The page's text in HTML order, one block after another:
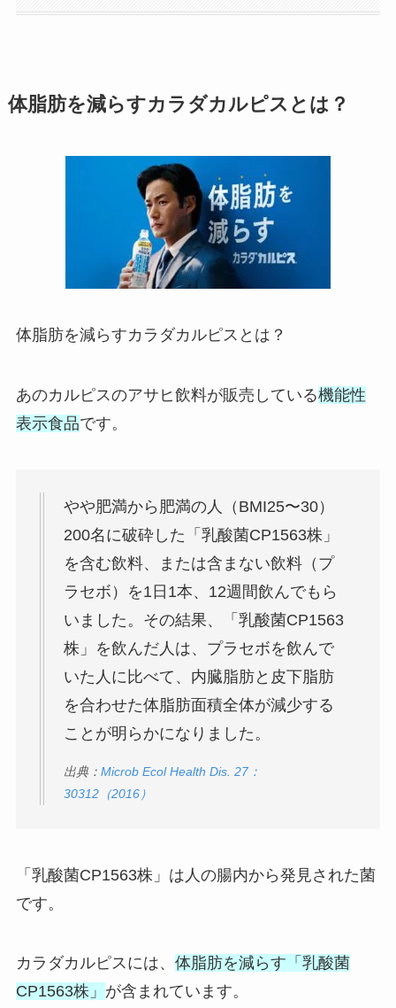
体脂肪を減らすカラダカルピスとは？
体脂肪を減らすカラダカルピスとは？
あのカルピスのアサヒ飲料が販売している機能性
表示食品です。
やや肥満から肥満の人（BMI25〜30）
200名に破砕した「乳酸菌CP1563株」
を含む飲料、または含まない飲料（プ
ラセボ）を1日1本、12週間飲んでもら
いました。その結果、「乳酸菌CP1563
株」を飲んだ人は、プラセボを飲んで
いた人に比べて、内臓脂肪と皮下脂肪
を合わせた体脂肪面積全体が減少する
ことが明らかになりました。
出典： Microb Ecol Health Dis. 27：
30312（2016）
「乳酸菌CP1563株」は人の腸内から発見された菌
です。
カラダカルピスには、 体脂肪を減らす「乳酸菌
CP1563株」 が含まれています。